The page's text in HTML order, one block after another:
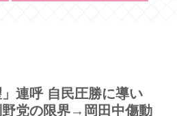
連呼 自民圧勝に導い
党の限界→岡田中傷動